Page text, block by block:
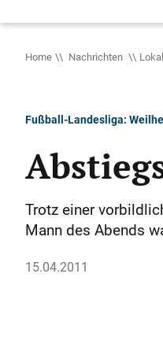
Home Nachrichten
Fußball-Landesliga:
Trotz einer
Mann des Abends
15.04.2011